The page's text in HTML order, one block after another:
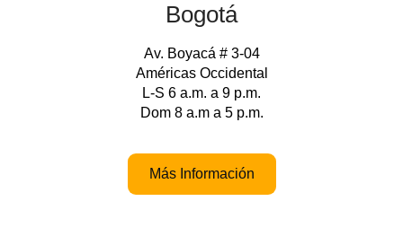
Bogotá
Av. Boyacá # 3-04
Américas Occidental
L-S 6 a.m. a 9 p.m.
Dom 8 a.m a 5 p.m.
Más Información